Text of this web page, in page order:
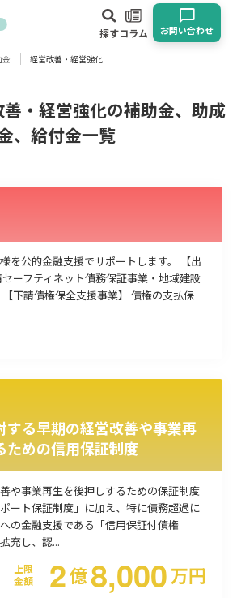
探すコラム お問い合わせ
業 情報通信業 卸売･小売業
飲食業
海外展開 設備投資
材育成・福利厚生
特許・知的財産
ワーク
金 経営改善・経営強化
・経営強化の補助金、助成
、給付金一覧
を公的金融支援でサポートします。 【出
ーフティネット債務保証事業・地域建設
下請債権保全支援事業】 債権の支払保
する早期の経営改善や事業再
ための信用保証制度
や事業再生を後押しするための保証制度
ート保証制度」に加え、特に債務超過に
の金融支援である「信用保証付債権
充し、認...
上限
金額
2億8,000万円